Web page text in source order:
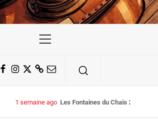
Menu
Facebook
Instagram
TwitterSubstack
Email
1 semaine ago Les Fontaines du Chais 27